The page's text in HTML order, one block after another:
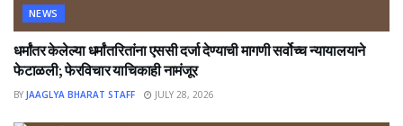
NEWS
धर्मांतर केलेल्या धर्मांतरितांना एससी दर्जा देण्याची मागणी सर्वोच्च न्यायालयाने
फेटाळली; फेरविचार याचिकाही नामंजूर
BY JAAGLYA BHARAT STAFF JULY 28, 2026